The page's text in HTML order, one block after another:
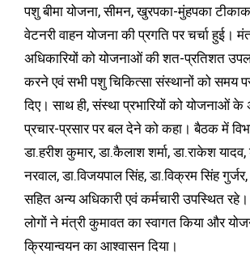
पशु बीमा योजना, सीमन, खुरपका-मुंहपका
वेटनरी वाहन योजना की प्रगति पर चर्चा हुई।
अधिकारियों को योजनाओं की शत-प्रतिशत
करने एवं सभी पशु चिकित्सा संस्थानों को समय
दिए। साथ ही, संस्था प्रभारियों को योजनाओं
प्रचार-प्रसार पर बल देने को कहा। बैठक में
डा.हरीश कुमार, डा.कैलाश शर्मा, डा.राकेश
नरवाल, डा.विजयपाल सिंह, डा.विक्रम सिंह
सहित अन्य अधिकारी एवं कर्मचारी उपस्थित
लोगों ने मंत्री कुमावत का स्वागत किया और
क्रियान्वयन का आश्वासन दिया।